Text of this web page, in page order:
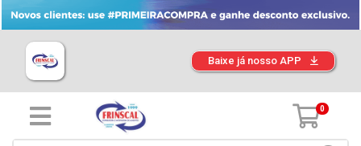
Baixe já nosso APP
0